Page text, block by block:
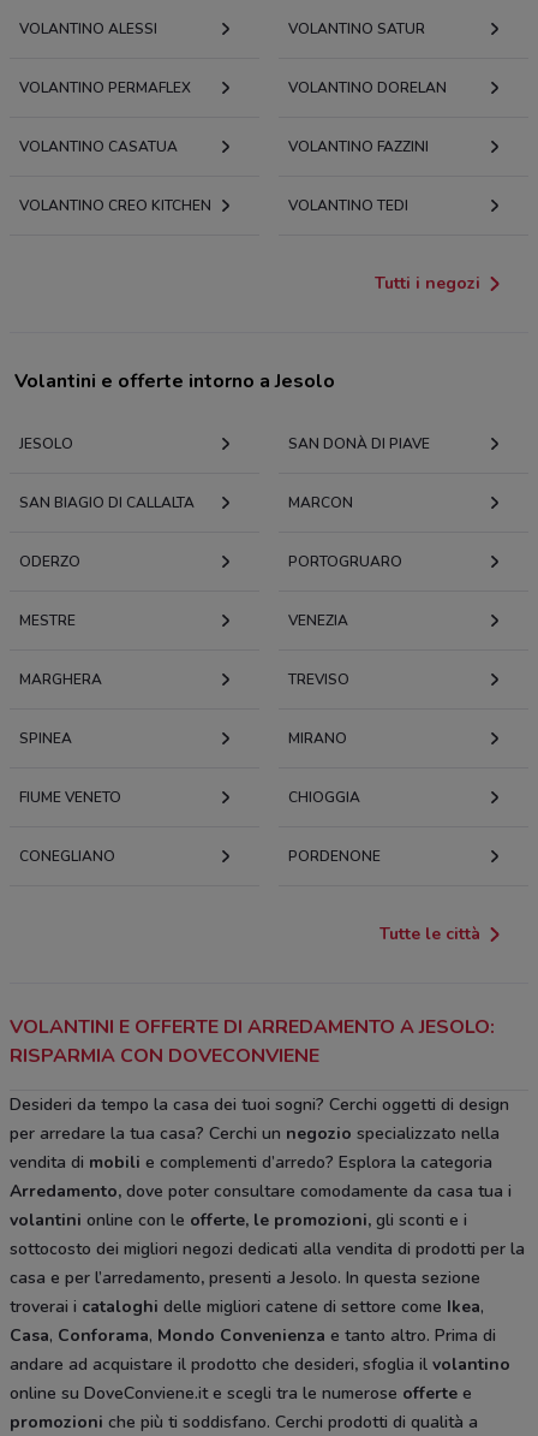
VOLANTINO ALESSI VOLANTINO SATUR
VOLANTINO PERMAFLEX VOLANTINO DORELAN
VOLANTINO CASATUA VOLANTINO FAZZINI
VOLANTINO CREO KITCHEN VOLANTINO TEDI
Tutti i negozi
Volantini e offerte intorno a Jesolo
JESOLO SAN DONÀ DI PIAVE
SAN BIAGIO DI CALLALTA MARCON
ODERZO PORTOGRUARO
MESTRE VENEZIA
MARGHERA TREVISO
SPINEA MIRANO
FIUME VENETO CHIOGGIA
CONEGLIANO PORDENONE
Tutte le città
VOLANTINI E OFFERTE DI ARREDAMENTO A JESOLO:
RISPARMIA CON DOVECONVIENE
Desideri da tempo la casa dei tuoi sogni? Cerchi oggetti di design
per arredare la tua casa? Cerchi un negozio specializzato nella
vendita di mobili e complementi d’arredo? Esplora la categoria
Arredamento, dove poter consultare comodamente da casa tua i
volantini online con le offerte, le promozioni, gli sconti e i
sottocosto dei migliori negozi dedicati alla vendita di prodotti per la
casa e per l’arredamento, presenti a Jesolo. In questa sezione
troverai i cataloghi delle migliori catene di settore come Ikea,
Casa, Conforama, Mondo Convenienza e tanto altro. Prima di
andare ad acquistare il prodotto che desideri, sfoglia il volantino
online su DoveConviene.it e scegli tra le numerose offerte e
promozioni che più ti soddisfano. Cerchi prodotti di qualità a